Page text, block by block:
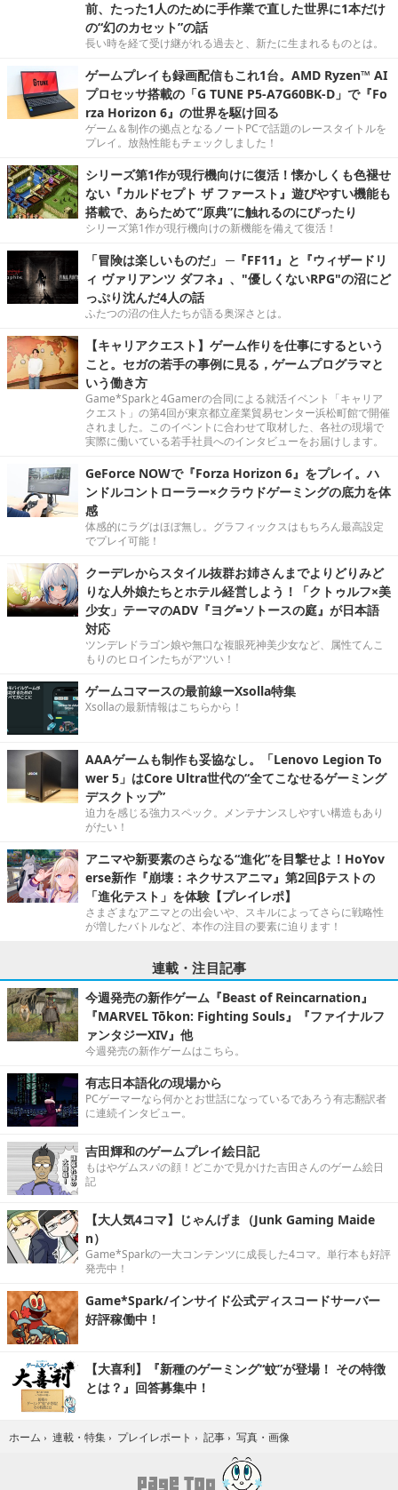
前、たった1人のために手作業で直した世界に1本だけ
の“幻のカセット”の話
長い時を経て受け継がれる過去と、新たに生まれるものとは。
ゲームプレイも録画配信もこれ1台。AMD Ryzen™ AI
プロセッサ搭載の「G TUNE P5-A7G60BK-D」で『Fo
rza Horizon 6』の世界を駆け回る
ゲーム＆制作の拠点となるノートPCで話題のレースタイトルを
プレイ。放熱性能もチェックしました！
シリーズ第1作が現行機向けに復活！懐かしくも色褪せ
ない『カルドセプト ザ ファースト』遊びやすい機能も
搭載で、あらためて“原典”に触れるのにぴったり
シリーズ第1作が現行機向けの新機能を備えて復活！
「冒険は楽しいものだ」 ─『FF11』と『ウィザードリ
ィ ヴァリアンツ ダフネ』、"優しくないRPG"の沼にど
っぷり沈んだ4人の話
ふたつの沼の住人たちが語る奥深さとは。
【キャリアクエスト】ゲーム作りを仕事にするという
こと。セガの若手の事例に見る，ゲームプログラマと
いう働き方
Game*Sparkと4Gamerの合同による就活イベント「キャリア
クエスト」の第4回が東京都立産業貿易センター浜松町館で開催
されました。このイベントに合わせて取材した、各社の現場で
実際に働いている若手社員へのインタビューをお届けします。
GeForce NOWで『Forza Horizon 6』をプレイ。ハ
ンドルコントローラー×クラウドゲーミングの底力を体
感
体感的にラグはほぼ無し。グラフィックスはもちろん最高設定
でプレイ可能！
クーデレからスタイル抜群お姉さんまでよりどりみど
りな人外娘たちとホテル経営しよう！「クトゥルフ×美
少女」テーマのADV『ヨグ=ソトースの庭』が日本語
対応
ツンデレドラゴン娘や無口な複眼死神美少女など、属性てんこ
もりのヒロインたちがアツい！
ゲームコマースの最前線ーXsolla特集
Xsollaの最新情報はこちらから！
AAAゲームも制作も妥協なし。「Lenovo Legion To
wer 5」はCore Ultra世代の“全てこなせるゲーミング
デスクトップ”
迫力を感じる強力スペック。メンテナンスしやすい構造もあり
がたい！
アニマや新要素のさらなる“進化”を目撃せよ！HoYov
erse新作『崩壊：ネクサスアニマ』第2回βテストの
「進化テスト」を体験【プレイレポ】
さまざまなアニマとの出会いや、スキルによってさらに戦略性
が増したバトルなど、本作の注目の要素に迫ります！
連載・注目記事
今週発売の新作ゲーム『Beast of Reincarnation』
『MARVEL Tōkon: Fighting Souls』『ファイナルフ
ァンタジーXIV』他
今週発売の新作ゲームはこちら。
有志日本語化の現場から
PCゲーマーなら何かとお世話になっているであろう有志翻訳者
に連続インタビュー。
吉田輝和のゲームプレイ絵日記
もはやゲムスパの顔！どこかで見かけた吉田さんのゲーム絵日
記
【大人気4コマ】じゃんげま（Junk Gaming Maide
n）
Game*Sparkの一大コンテンツに成長した4コマ。単行本も好評
発売中！
Game*Spark/インサイド公式ディスコードサーバー
好評稼働中！
【大喜利】『新種のゲーミング“蚊”が登場！ その特徴
とは？』回答募集中！
ホーム › 連載・特集 › プレイレポート › 記事 › 写真・画像